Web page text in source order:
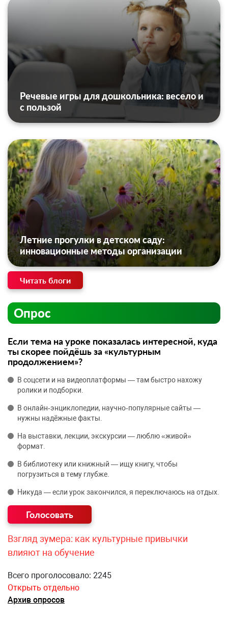
Речевые игры для дошкольника: весело и
с пользой
Летние прогулки в детском саду:
инновационные методы организации
Читать блоги
Опрос
Если тема на уроке показалась интересной, куда
ты скорее пойдёшь за «культурным
продолжением»?
В соцсети и на видеоплатформы — там быстро нахожу
ролики и подборки.
В онлайн‑энциклопедии, научно‑популярные сайты —
нужны надёжные факты.
На выставки, лекции, экскурсии — люблю «живой»
формат.
В библиотеку или книжный — ищу книгу, чтобы
погрузиться в тему глубже.
Никуда — если урок закончился, я переключаюсь на отдых.
Взгляд зумера: как культурные привычки
влияют на обучение
Всего проголосовало: 2245
Открыть отдельно
Архив опросов